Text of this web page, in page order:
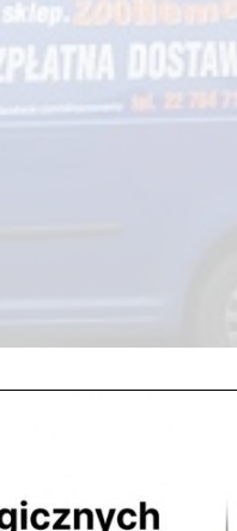
przy zakupie powyżej 150